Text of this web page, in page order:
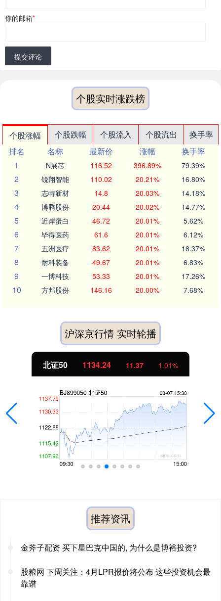
你的邮箱*
提交评论
个股实时涨跌榜
个股涨幅 个股跌幅 个股流入 个股流出
换手率
排名
名称 最新价 涨幅
换手率
1
N展芯 116.52 396.89% 79.39%
2 锐翔智能 110.02 20.21% 16.80%
3 志特新材 14.8 20.03% 14.18%
4 博腾股份 20.44 20.02% 14.77%
5 近岸蛋白 46.72 20.01% 5.62%
6 毕得医药 61.6 20.01% 6.12%
7 五洲医疗 83.62 20.01% 18.37%
8 耐科装备 49.67 20.01% 6.83%
9 一博科技 53.33 20.01% 17.26%
10 方邦股份 146.16 20.00% 7.68%
沪深京行情 实时轮播
北证50 1134.24 11.37 1.01%
推荐资讯
金斧子配资 买下星巴克中国的, 为什么是博裕投资?
股粮网 下周关注：4月LPR报价将公布 这些投资机会最
靠谱